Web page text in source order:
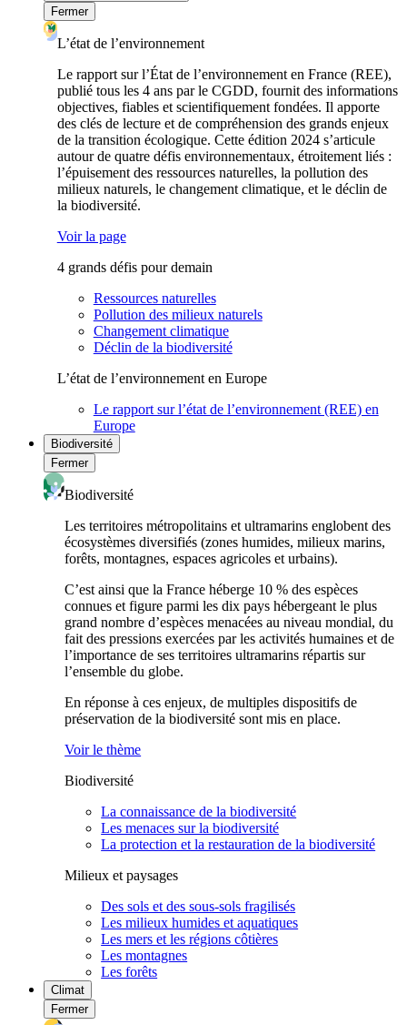
Fermer
L’état de l’environnement
Le rapport sur l’État de l’environnement en France (REE),
publié tous les 4 ans par le CGDD, fournit des informations
objectives, fiables et scientifiquement fondées. Il apporte
des clés de lecture et de compréhension des grands enjeux
de la transition écologique. Cette édition 2024 s’articule
autour de quatre défis environnementaux, étroitement liés :
l’épuisement des ressources naturelles, la pollution des
milieux naturels, le changement climatique, et le déclin de
la biodiversité.
Voir la page
4 grands défis pour demain
Ressources naturelles
Pollution des milieux naturels
Changement climatique
Déclin de la biodiversité
L’état de l’environnement en Europe
Le rapport sur l’état de l’environnement (REE) en
Europe
Biodiversité
Fermer
Biodiversité
Les territoires métropolitains et ultramarins englobent des
écosystèmes diversifiés (zones humides, milieux marins,
forêts, montagnes, espaces agricoles et urbains).
C’est ainsi que la France héberge 10 % des espèces
connues et figure parmi les dix pays hébergeant le plus
grand nombre d’espèces menacées au niveau mondial, du
fait des pressions exercées par les activités humaines et de
l’importance de ses territoires ultramarins répartis sur
l’ensemble du globe.
En réponse à ces enjeux, de multiples dispositifs de
préservation de la biodiversité sont mis en place.
Voir le thème
Biodiversité
La connaissance de la biodiversité
Les menaces sur la biodiversité
La protection et la restauration de la biodiversité
Milieux et paysages
Des sols et des sous-sols fragilisés
Les milieux humides et aquatiques
Les mers et les régions côtières
Les montagnes
Les forêts
Climat
Fermer